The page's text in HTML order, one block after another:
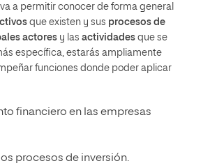
a permitir conocer de forma general
que existen y sus procesos de
actores y las actividades que se
específica, estarás ampliamente
funciones donde poder aplicar
financiero en las empresas
procesos de inversión.